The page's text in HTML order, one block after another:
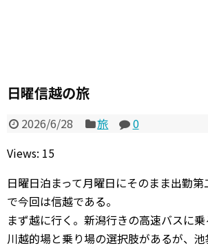
日曜信越の旅
2026/6/28 旅
0
Views: 15
日曜日泊まって月曜日にそのまま出勤
で今回は信越である。
まず越に行く。新潟行きの高速バスに乗
川越的場と乗り場の選択肢があるが、